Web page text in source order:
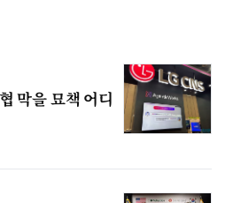
막을 묘책 어디